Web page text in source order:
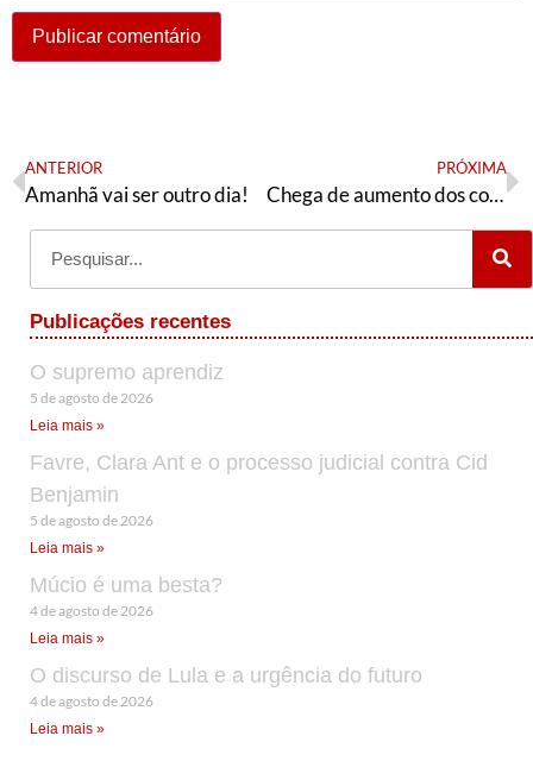
ANTERIOR
Amanhã vai ser outro dia!
PRÓXIMA
Chega de aumento dos combustíveis! Contra a repressão militar aos caminhoneiros! Em defesa da Petrobras!
Publicações recentes
O supremo aprendiz
5 de agosto de 2026
Leia mais »
Favre, Clara Ant e o processo judicial contra Cid
Benjamin
5 de agosto de 2026
Leia mais »
Múcio é uma besta?
4 de agosto de 2026
Leia mais »
O discurso de Lula e a urgência do futuro
4 de agosto de 2026
Leia mais »